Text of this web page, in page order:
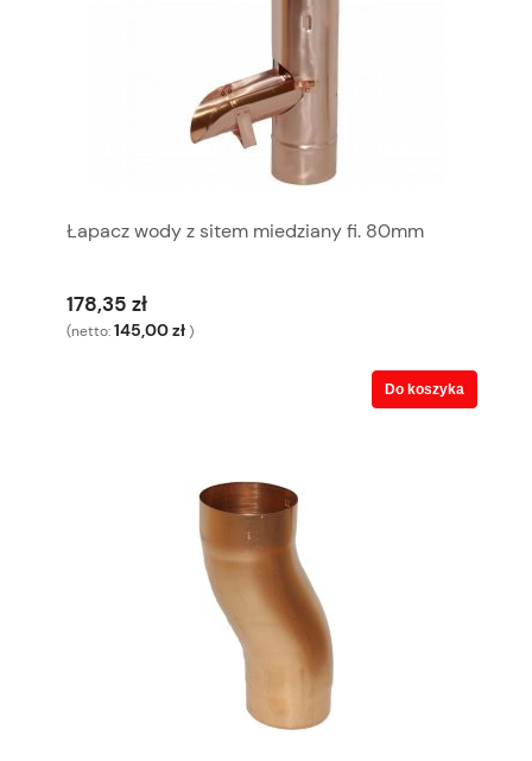
Łapacz wody z sitem miedziany fi. 80mm
178,35 zł
(netto:145,00 zł )
Do koszyka